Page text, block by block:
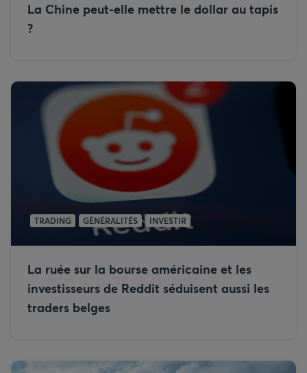
La Chine peut-elle mettre le dollar au tapis
?
TRADING GÉNÉRALITÉS INVESTIR
La ruée sur la bourse américaine et les
investisseurs de Reddit séduisent aussi les
traders belges